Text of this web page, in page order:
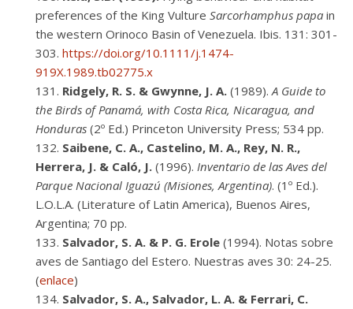
preferences of the King Vulture Sarcorhamphus papa in
the western Orinoco Basin of Venezuela. Ibis. 131: 301-
303. https://doi.org/10.1111/j.1474-
919X.1989.tb02775.x
Ridgely, R. S. & Gwynne, J. A. (1989).A Guide to
the Birds of Panamá, with Costa Rica, Nicaragua, and
Honduras (2º Ed.) Princeton University Press; 534 pp.
Saibene, C. A., Castelino, M. A., Rey, N. R.,
Herrera, J. & Caló, J. (1996). Inventario de las Aves del
Parque Nacional Iguazú (Misiones, Argentina). (1º Ed.).
L.O.L.A. (Literature of Latin America), Buenos Aires,
Argentina; 70 pp.
Salvador, S. A. & P. G. Erole (1994). Notas sobre
aves de Santiago del Estero. Nuestras aves 30: 24-25.
(enlace)
Salvador, S. A., Salvador, L. A. & Ferrari, C.